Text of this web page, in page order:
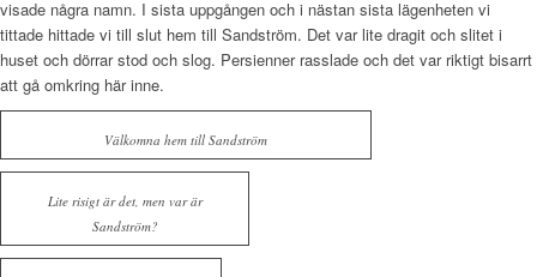
visade några namn. I sista uppgången och i nästan sista lägenheten vi
tittade hittade vi till slut hem till Sandström. Det var lite dragit och slitet i
huset och dörrar stod och slog. Persienner rasslade och det var riktigt bisarrt
att gå omkring här inne.
Välkomna hem till Sandström
Lite risigt är det, men var är
Sandström?